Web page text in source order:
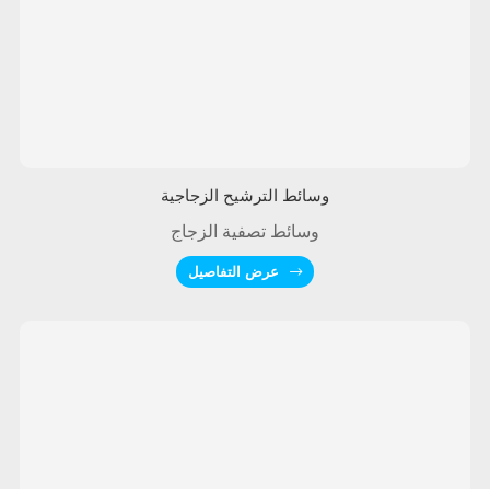
وسائط الترشيح الزجاجية
وسائط تصفية الزجاج
عرض التفاصيل